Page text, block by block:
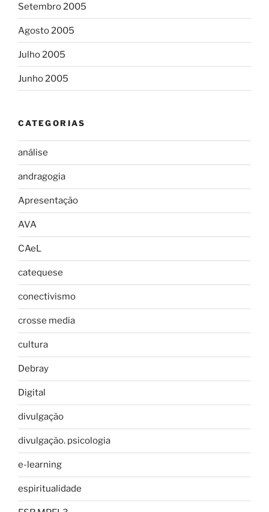
Setembro 2005
Agosto 2005
Julho 2005
Junho 2005
CATEGORIAS
análise
andragogia
Apresentação
AVA
CAeL
catequese
conectivismo
crosse media
cultura
Debray
Digital
divulgação
divulgação. psicologia
e-learning
espiritualidade